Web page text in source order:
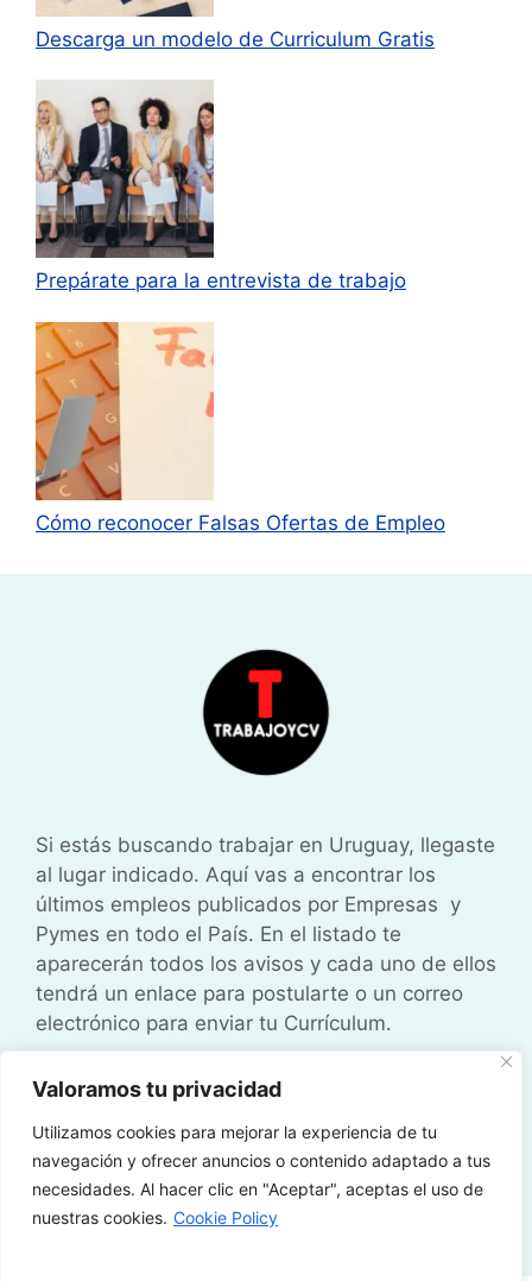
Valoramos tu privacidad
Utilizamos cookies para mejorar la experiencia de tu
navegación y ofrecer anuncios o contenido adaptado a tus
necesidades. Al hacer clic en "Aceptar", aceptas el uso de
nuestras cookies. Cookie Policy
Descarga un modelo de Curriculum Gratis
Prepárate para la entrevista de trabajo
Cómo reconocer Falsas Ofertas de Empleo
Si estás buscando trabajar en Uruguay, llegaste
al lugar indicado. Aquí vas a encontrar los
últimos empleos publicados por Empresas y
Pymes en todo el País. En el listado te
aparecerán todos los avisos y cada uno de ellos
tendrá un enlace para postularte o un correo
electrónico para enviar tu Currículum.
Política de Cookies•Política de Privacidad
Aviso Legal
© 2026 Trabajos en Uruguay • Administrado
porTrabajoyCV| 360 Digital Studio Uy